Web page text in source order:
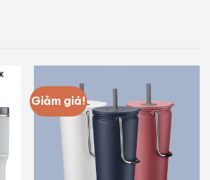
Giảm giá!